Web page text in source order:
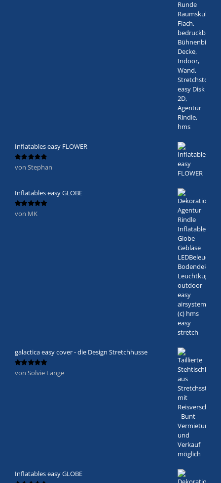
Inflatables easy FLOWER
Bewertet
von 5
von Stephan
Inflatables easy GLOBE
Bewertet
von MK
galactica easy cover - die Design Stretchhusse
Bewertet
von Solvie Lange
Inflatables easy GLOBE